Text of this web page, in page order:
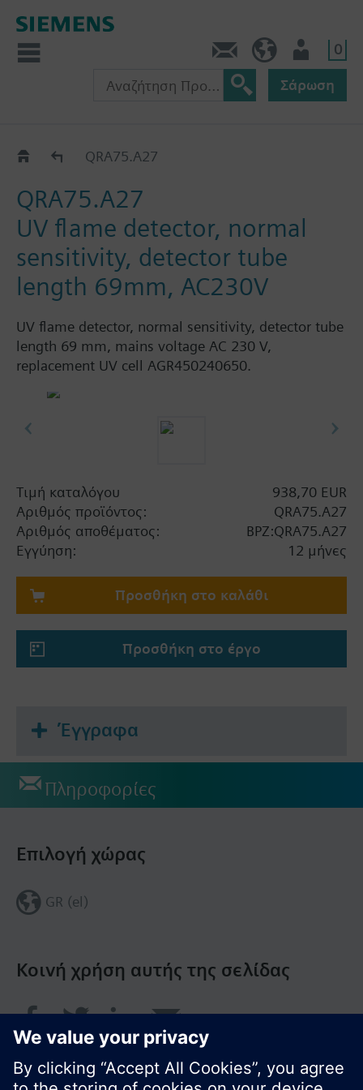
0
Σάρωση
ΚατάλογοςQRA75.A27
QRA75.A27
UV flame detector, normal
sensitivity, detector tube
length 69mm, AC230V
UV flame detector, normal sensitivity, detector tube
length 69 mm, mains voltage AC 230 V,
replacement UV cell AGR450240650.
Τιμή καταλόγου
938,70 EUR
Αριθμός προϊόντος:
QRA75.A27
Αριθμός αποθέματος:
BPZ:QRA75.A27
Εγγύηση:
12 μήνες
Προσθήκη στο καλάθι
Προσθήκη στο έργο
Έγγραφα
Πληροφορίες
Κοινή χρήση αυτής της σελίδας
Επιλογή χώρας
GR (el)